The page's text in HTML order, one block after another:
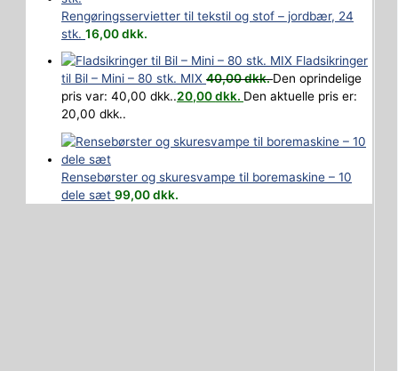
Rengøringsservietter til tekstil og stof – jordbær, 24
stk. 16,00dkk.
Fladsikringer
til Bil – Mini – 80 stk. MIX 40,00dkk.Den oprindelige
pris var: 40,00 dkk..20,00dkk. Den aktuelle pris er:
20,00 dkk..
Rensebørster og skuresvampe til boremaskine – 10
dele sæt 99,00dkk.